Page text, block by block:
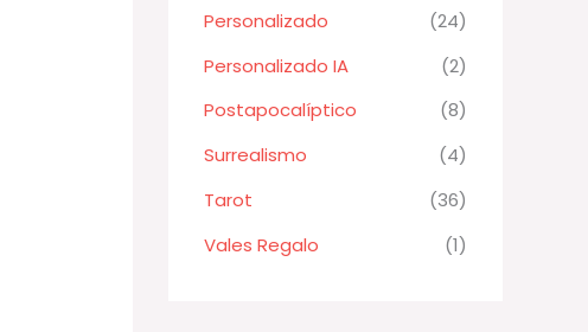
Personalizado
(24)
Personalizado IA
(2)
Postapocalíptico
(8)
Surrealismo
(4)
Tarot
(36)
Vales Regalo
(1)